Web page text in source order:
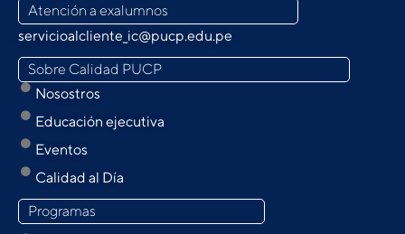
Atención a exalumnos
servicioalcliente_ic@pucp.edu.pe
Sobre Calidad PUCP
Nosostros
Educación ejecutiva
Eventos
Calidad al Día
Programas